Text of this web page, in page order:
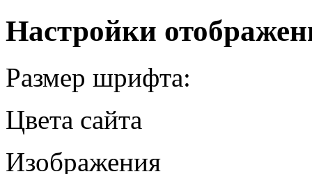
Настройки
Размер шрифта:
Цвета сайта
Изображения